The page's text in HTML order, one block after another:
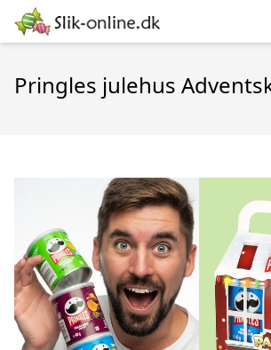
Pringles julehus